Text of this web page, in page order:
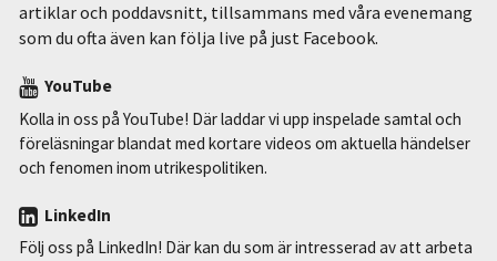
artiklar och poddavsnitt, tillsammans med våra evenemang
som du ofta även kan följa live på just Facebook.
YouTube
Kolla in oss på YouTube! Där laddar vi upp inspelade samtal och
föreläsningar blandat med kortare videos om aktuella händelser
och fenomen inom utrikespolitiken.
LinkedIn
Följ oss på LinkedIn! Där kan du som är intresserad av att arbeta